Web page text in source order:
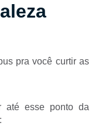
pra você curtir as
até esse ponto da